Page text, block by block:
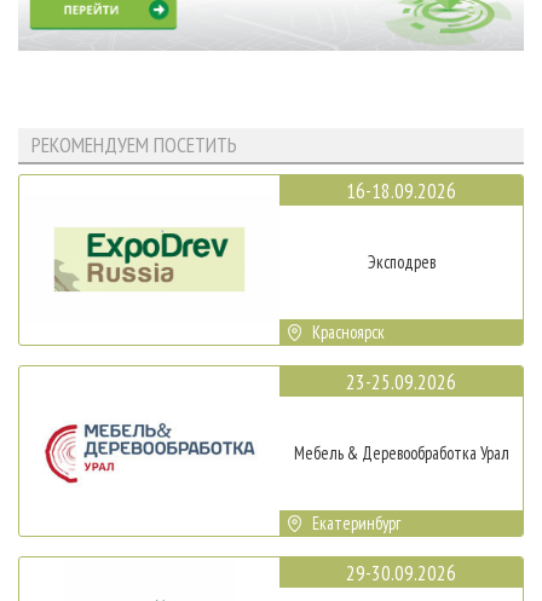
РЕКОМЕНДУЕМ ПОСЕТИТЬ
16-18.09.2026
Эксподрев
Красноярск
23-25.09.2026
Мебель & Деревообработка Урал
Екатеринбург
29-30.09.2026